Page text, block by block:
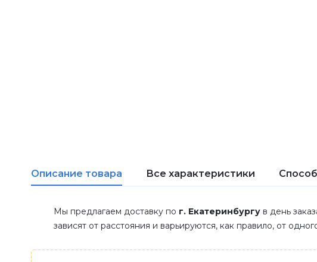
Описание товара Все характеристики
Мы предлагаем доставку по г. Екатеринбургу в день
зависят от расстояния и варьируются, как правило, от